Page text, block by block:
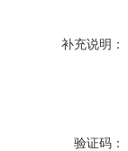
补充说明：
验证码：